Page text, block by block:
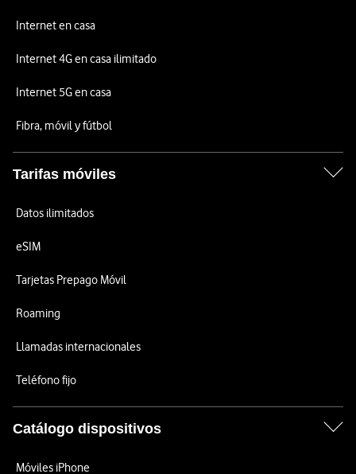
Internet en casa
Internet 4G en casa ilimitado
Internet 5G en casa
Fibra, móvil y fútbol
Tarifas móviles
Datos ilimitados
eSIM
Tarjetas Prepago Móvil
Roaming
Llamadas internacionales
Teléfono fijo
Catálogo dispositivos
Móviles iPhone